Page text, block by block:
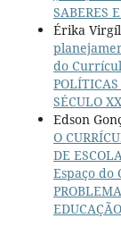
SABERES
Érika
do
SÉCULO
Edson
O
DE
Espaço do